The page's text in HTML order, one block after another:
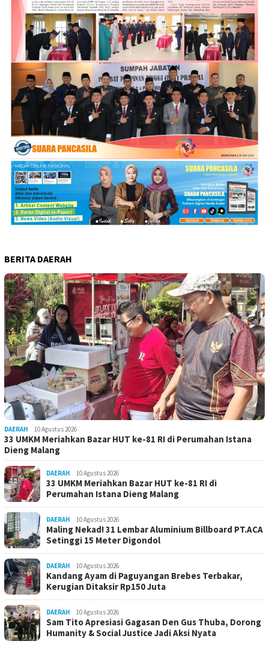
BERITA DAERAH
DAERAH 10 Agustus 2026
33 UMKM Meriahkan Bazar HUT ke-81 RI di Perumahan Istana
Dieng Malang
DAERAH 10 Agustus 2026
33 UMKM Meriahkan Bazar HUT ke-81 RI di
Perumahan Istana Dieng Malang
DAERAH 10 Agustus 2026
Maling Nekad! 31 Lembar Aluminium Billboard PT.ACA
Setinggi 15 Meter Digondol
DAERAH 10 Agustus 2026
Kandang Ayam di Paguyangan Brebes Terbakar,
Kerugian Ditaksir Rp150 Juta
DAERAH 10 Agustus 2026
Sam Tito Apresiasi Gagasan Den Gus Thuba, Dorong
Humanity & Social Justice Jadi Aksi Nyata